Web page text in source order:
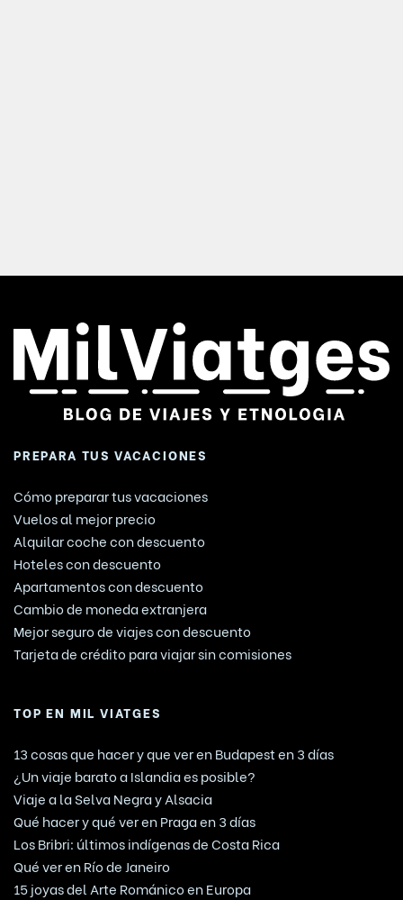
PREPARA TUS VACACIONES
Cómo preparar tus vacaciones
Vuelos al mejor precio
Alquilar coche con descuento
Hoteles con descuento
Apartamentos con descuento
Cambio de moneda extranjera
Mejor seguro de viajes con descuento
Tarjeta de crédito para viajar sin comisiones
TOP EN MIL VIATGES
13 cosas que hacer y que ver en Budapest en 3 días
¿Un viaje barato a Islandia es posible?
Viaje a la Selva Negra y Alsacia
Qué hacer y qué ver en Praga en 3 días
Los Bribri: últimos indígenas de Costa Rica
Qué ver en Río de Janeiro
15 joyas del Arte Románico en Europa